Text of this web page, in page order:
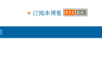
订阅本博客